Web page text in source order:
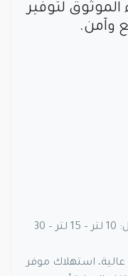
لتوفير
وآمن.
تتوفر السخانات بسعات متعددة مثل: 10 لتر – 15 لتر – 30
استهلاك موفر